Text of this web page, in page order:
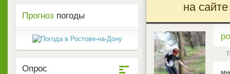
на
<
Прогноз погоды
Опрос